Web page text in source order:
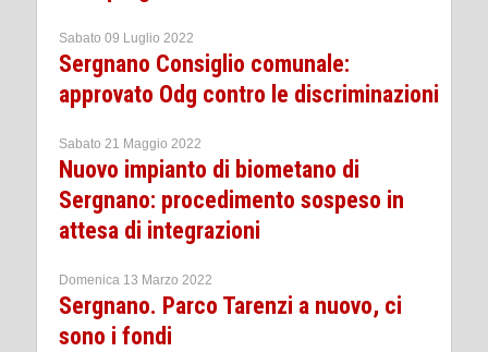
Sabato 09 Luglio 2022
Sergnano Consiglio comunale:
approvato Odg contro le discriminazioni
Sabato 21 Maggio 2022
Nuovo impianto di biometano di
Sergnano: procedimento sospeso in
attesa di integrazioni
Domenica 13 Marzo 2022
Sergnano. Parco Tarenzi a nuovo, ci
sono i fondi